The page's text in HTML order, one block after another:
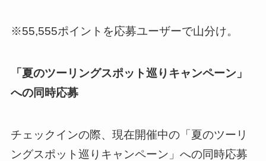
※55,555ポイントを応募ユーザーで山分け。
「夏のツーリングスポット巡りキャンペーン」
への同時応募
チェックインの際、現在開催中の「夏のツーリ
ングスポット巡りキャンペーン」への同時応募